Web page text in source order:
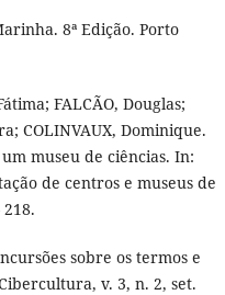
8ª Edição. Porto
FALCÃO, Douglas;
COLINVAUX, Dominique.
museu de ciências. In:
de centros e museus de
sobre os termos e
v. 3, n. 2, set.